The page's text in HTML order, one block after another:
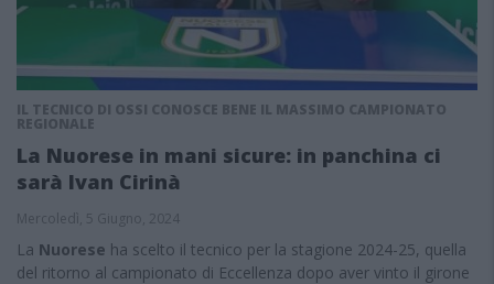
IL TECNICO DI OSSI CONOSCE BENE IL MASSIMO CAMPIONATO
REGIONALE
La Nuorese in mani sicure: in panchina ci
sarà Ivan Cirinà
Mercoledì, 5 Giugno, 2024
La Nuorese ha scelto il tecnico per la stagione 2024-25, quella
del ritorno al campionato di Eccellenza dopo aver vinto il girone